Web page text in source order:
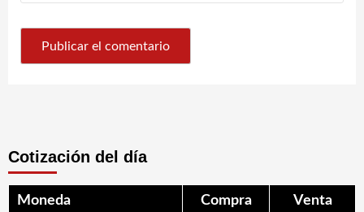
Cotización del día
Moneda Compra Venta